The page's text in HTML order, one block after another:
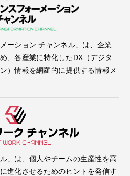
ーション チャンネル」は、企業
、各産業に特化したDX（デジタ
）情報を網羅的に提供する情報メ
」は、個人やチームの生産性を高
進化させるためのヒントを発信す